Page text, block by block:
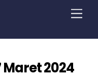
Maret 2024